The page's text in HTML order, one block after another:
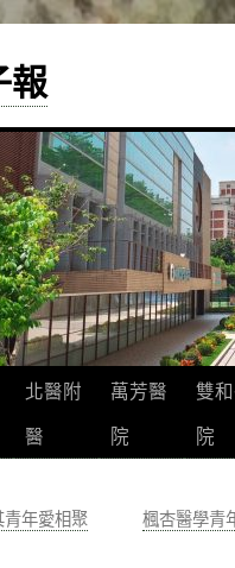
報
北醫附
醫
萬芳醫
院
雙
院
年愛相聚 楓杏醫學青